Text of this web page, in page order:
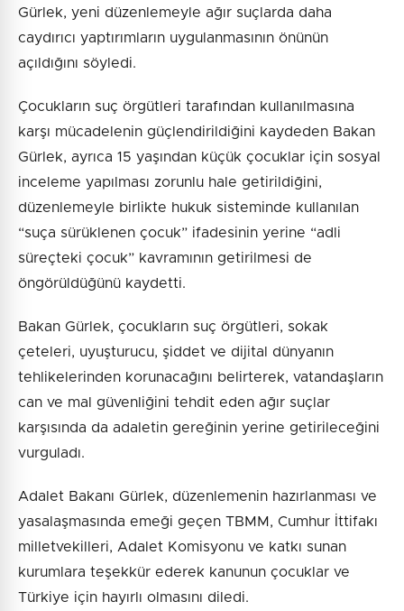
Gürlek, yeni düzenlemeyle ağır suçlarda daha
caydırıcı yaptırımların uygulanmasının önünün
açıldığını söyledi.
Çocukların suç örgütleri tarafından kullanılmasına
karşı mücadelenin güçlendirildiğini kaydeden Bakan
Gürlek, ayrıca 15 yaşından küçük çocuklar için sosyal
inceleme yapılması zorunlu hale getirildiğini,
düzenlemeyle birlikte hukuk sisteminde kullanılan
“suça sürüklenen çocuk” ifadesinin yerine “adli
süreçteki çocuk” kavramının getirilmesi de
öngörüldüğünü kaydetti.
Bakan Gürlek, çocukların suç örgütleri, sokak
çeteleri, uyuşturucu, şiddet ve dijital dünyanın
tehlikelerinden korunacağını belirterek, vatandaşların
can ve mal güvenliğini tehdit eden ağır suçlar
karşısında da adaletin gereğinin yerine getirileceğini
vurguladı.
Adalet Bakanı Gürlek, düzenlemenin hazırlanması ve
yasalaşmasında emeği geçen TBMM, Cumhur İttifakı
milletvekilleri, Adalet Komisyonu ve katkı sunan
kurumlara teşekkür ederek kanunun çocuklar ve
Türkiye için hayırlı olmasını diledi.